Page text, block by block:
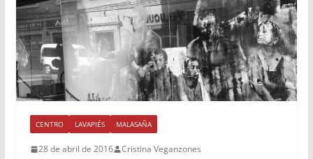
CENTRO LAVAPIÉS MALASAÑA
28 de abril de 2016 Cristina Veganzones